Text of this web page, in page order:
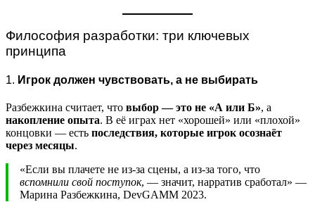
Философия разработки: три ключевых
принципа
1. Игрок должен чувствовать, а не выбирать
Разбежкина считает, что выбор — это не «А или Б», а
накопление опыта. В её играх нет «хорошей» или «плохой»
концовки — есть последствия, которые игрок осознаёт
через месяцы.
«Если вы плачете не из-за сцены, а из-за того, что
вспомнили свой поступок, — значит, нарратив сработал» —
Марина Разбежкина, DevGAMM 2023.